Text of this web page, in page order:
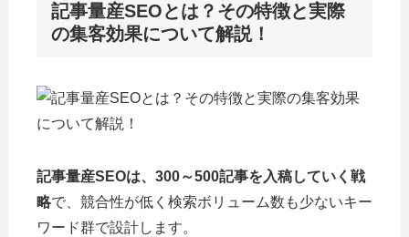
記事量産SEOとは？その特徴と実際
の集客効果について解説！
記事量産SEOは、300～500記事を入稿していく戦
略で、競合性が低く検索ボリューム数も少ないキー
ワード群で設計します。